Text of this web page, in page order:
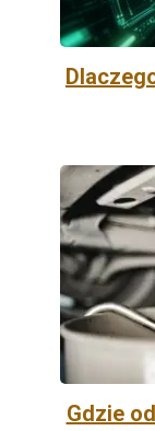
Gdzie